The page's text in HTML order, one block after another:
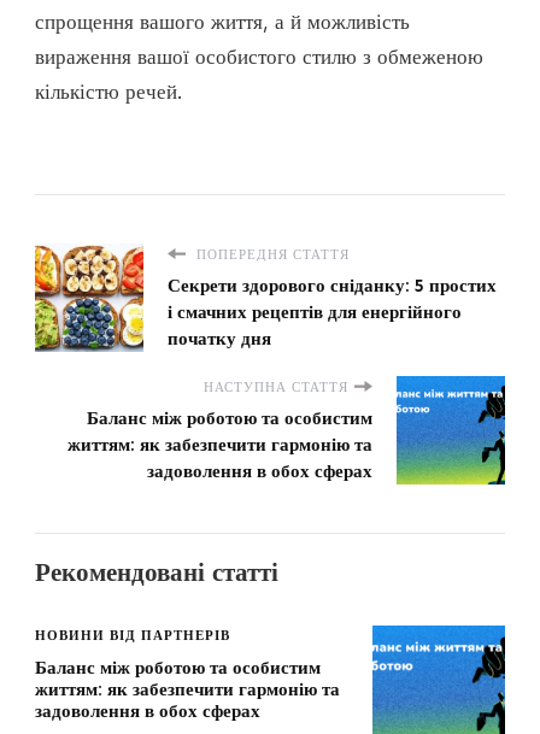
спрощення вашого життя, а й можливість
вираження вашої особистого стилю з обмеженою
кількістю речей.
ПОПЕРЕДНЯ СТАТТЯ
Секрети здорового сніданку: 5 простих
і смачних рецептів для енергійного
початку дня
НАСТУПНА СТАТТЯ
Баланс між роботою та особистим
життям: як забезпечити гармонію та
задоволення в обох сферах
Рекомендовані статті
НОВИНИ ВІД ПАРТНЕРІВ
Баланс між роботою та особистим
життям: як забезпечити гармонію та
задоволення в обох сферах